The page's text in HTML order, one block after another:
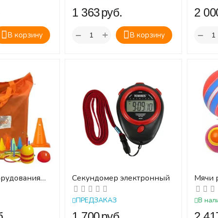
В корзину
‍1 363‍руб.
В корзину
+
−
‍2
−
и
Секундомер электронный
ПРЕДЗАКАЗ
Мячи
В